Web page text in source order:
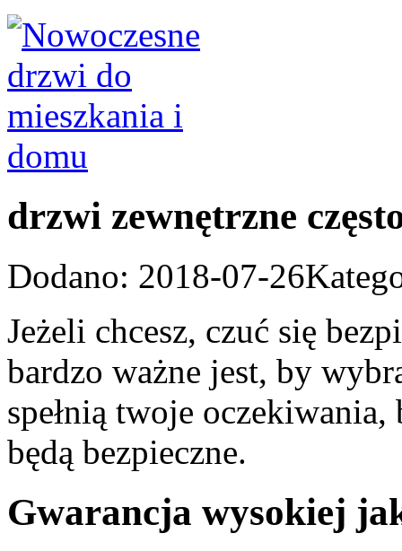
drzwi zewnętrzne
Dodano: 2018-07-26
Jeżeli chcesz, czuć się
bardzo ważne jest, by
spełnią twoje
będą bezpieczne.
Gwarancja wysokiej